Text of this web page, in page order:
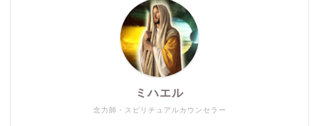
念力師・スピリチュアルカウンセラー
ミハエル